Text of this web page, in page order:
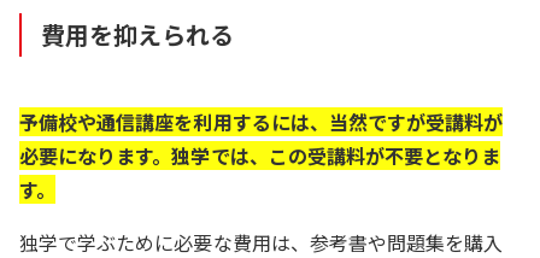
費用を抑えられる
予備校や通信講座を利用するには、当然ですが受講料が
必要になります。独学では、この受講料が不要となりま
す。
独学で学ぶために必要な費用は、参考書や問題集を購入